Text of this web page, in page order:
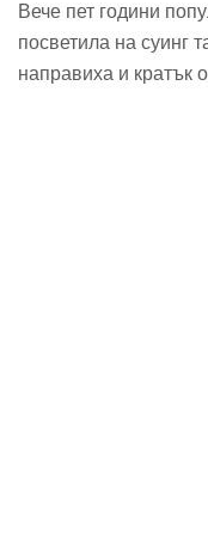
Вече пет години
посветила на суинг
направиха и кратък